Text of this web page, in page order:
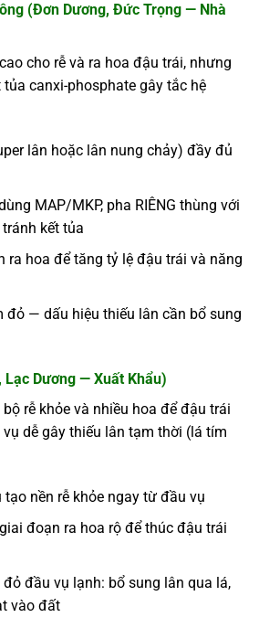
(Đơn Dương, Đức Trọng — Nhà
cho rễ và ra hoa đậu trái, nhưng
canxi-phosphate gây tắc hệ
lân hoặc lân nung chảy) đầy đủ
MAP/MKP, pha RIÊNG thùng với
kết tủa
ra hoa để tăng tỷ lệ đậu trái và năng
đỏ — dấu hiệu thiếu lân cần bổ sung
Dương — Xuất Khẩu)
bộ rễ khỏe và nhiều hoa để đậu trái
dễ gây thiếu lân tạm thời (lá tím
nền rễ khỏe ngay từ đầu vụ
đoạn ra hoa rộ để thúc đậu trái
đầu vụ lạnh: bổ sung lân qua lá,
vào đất